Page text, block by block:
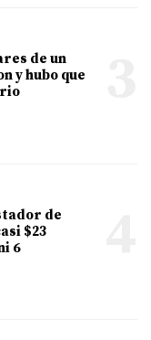
de un
y hubo que
de
$23
6